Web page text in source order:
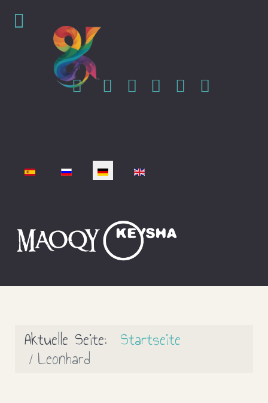
Sprache auswählen
Aktuelle Seite: Startseite
Leonhard